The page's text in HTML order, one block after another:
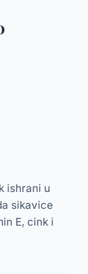
ishrani u
sikavice
E, cink i